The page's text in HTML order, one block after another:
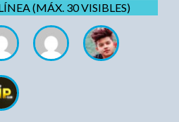
(MÁX. 30 VISIBLES)